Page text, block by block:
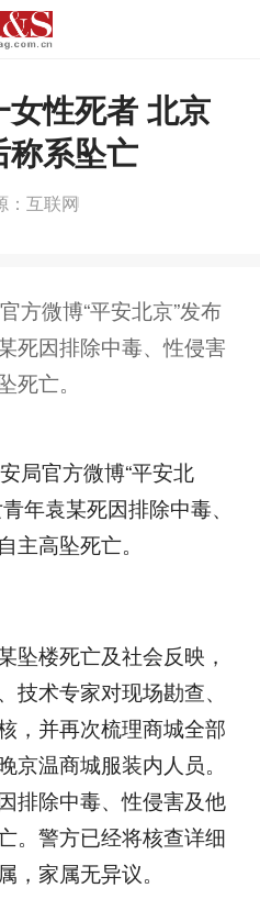
性死者 北京
系坠亡
：互联网
方微博“平安北京”发布
死因排除中毒、性侵害
死亡。
官方微博“平安北
年袁某死因排除中毒、
主高坠死亡。
楼死亡及社会反映，
术专家对现场勘查、
，并再次梳理商城全部
京温商城服装内人员。
排除中毒、性侵害及他
。警方已经将核查详细
，家属无异议。